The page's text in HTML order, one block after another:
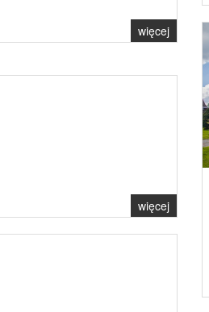
więcej
więcej